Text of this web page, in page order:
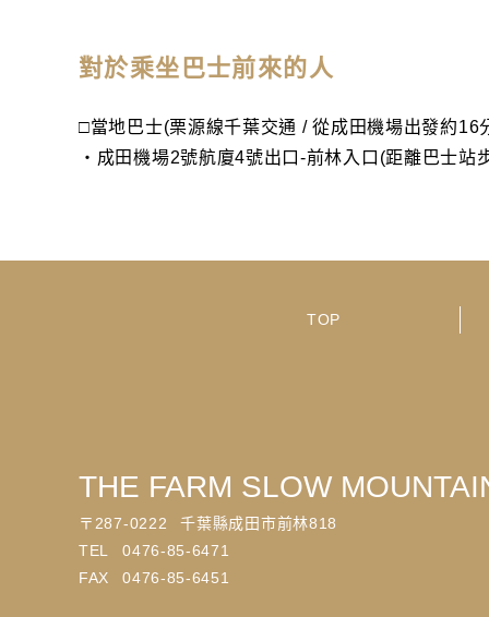
對於乘坐巴士前來的人
□當地巴士(栗源線千葉交通 / 從成田機場出發約16
・成田機場2號航廈4號出口-前林入口(距離巴士站
TOP
THE FARM SLOW
〒 287-0222
千葉縣成田市前林818
TEL
0476-85-6471
FAX
0476-85-6451